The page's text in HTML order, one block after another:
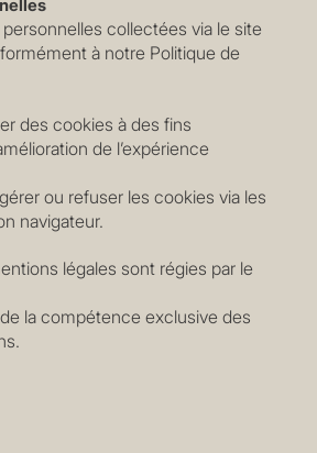
collectées via le site
à notre Politique de
des cookies à des fins
de l’expérience
ou refuser les cookies via les
navigateur.
légales sont régies par le
la compétence exclusive des